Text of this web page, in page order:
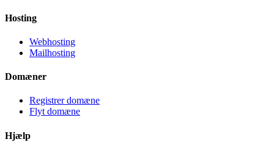
Hosting
Webhosting
Mailhosting
Domæner
Registrer domæne
Flyt domæne
Hjælp